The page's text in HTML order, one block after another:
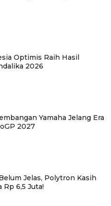
Optimis Raih Hasil
2026
Yamaha Jelang Era
2027
Jelas, Polytron Kasih
6,5 Juta!